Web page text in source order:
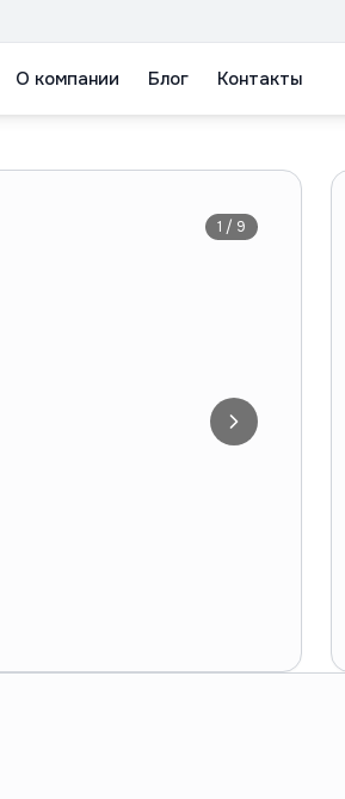
О компании Блог Контакты
1 / 9